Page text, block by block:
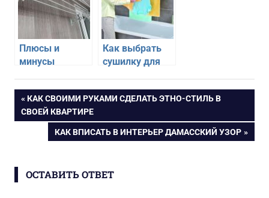
как его
приготовить
своими руками
машине
Плюсы и
минусы
сушилки для
белья
Как выбрать
сушилку для
Навигация
ПРЕДЫДУЩАЯ
ЗАПИСЬ:
КАК СВОИМИ РУКАМИ СДЕЛАТЬ ЭТНО-СТИЛЬ В
СВОЕЙ КВАРТИРЕ
СЛЕДУЮЩАЯ
КАК ВПИСАТЬ В ИНТЕРЬЕР ДАМАССКИЙ УЗОР
ОСТАВИТЬ ОТВЕТ